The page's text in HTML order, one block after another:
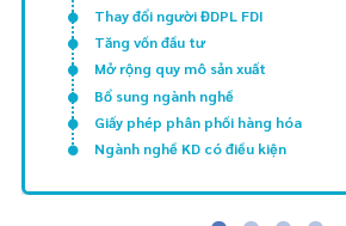
Thay đổi người ĐDPL FDI
Tăng vốn đầu tư
Mở rộng quy mô sản xuất
Bổ sung ngành nghề
Giấy phép phân phối hàng hóa
Ngành nghề KD có điều kiện